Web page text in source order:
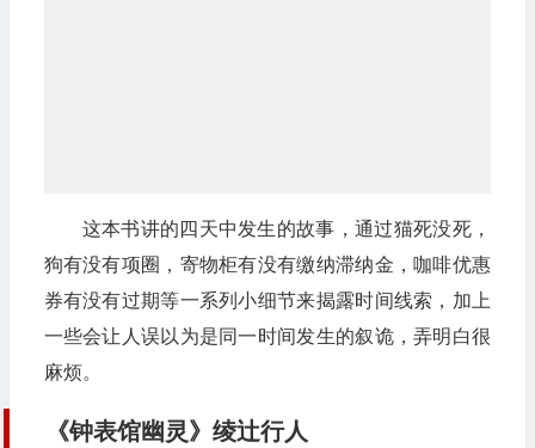
这本书讲的四天中发生的故事，通过猫死没死，
狗有没有项圈，寄物柜有没有缴纳滞纳金，咖啡优惠
券有没有过期等一系列小细节来揭露时间线索，加上
一些会让人误以为是同一时间发生的叙诡，弄明白很
麻烦。
《钟表馆幽灵》绫辻行人